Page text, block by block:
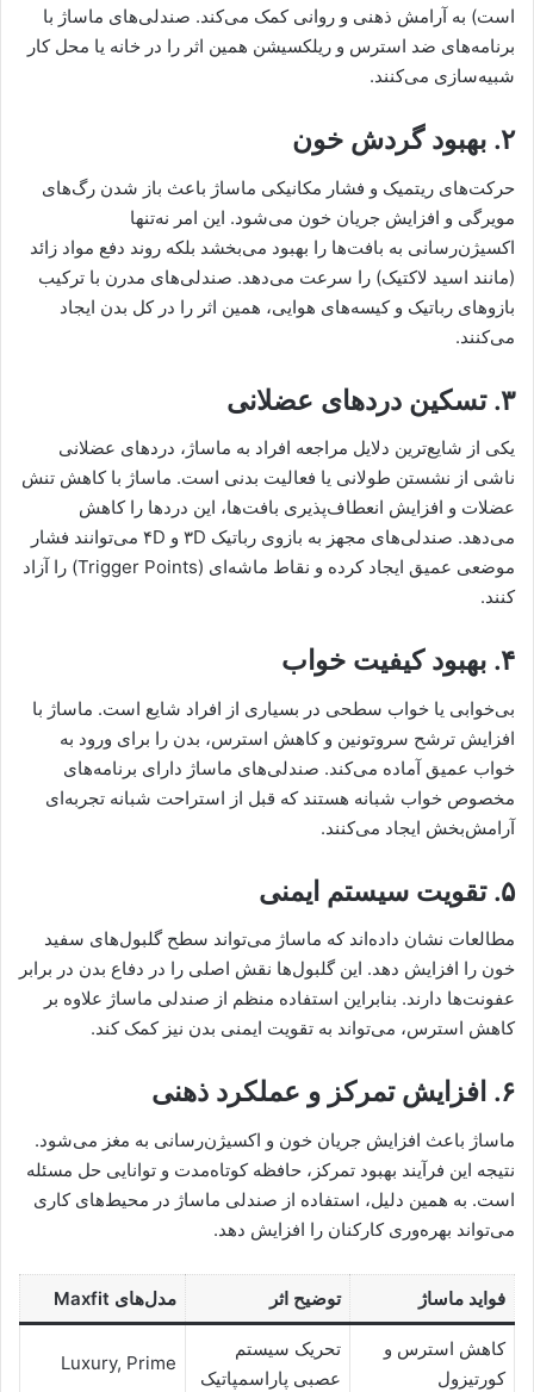
است) به آرامش ذهنی و روانی کمک می‌کند. صندلی‌های ماساژ با
برنامه‌های ضد استرس و ریلکسیشن همین اثر را در خانه یا محل کار
شبیه‌سازی می‌کنند.
۲. بهبود گردش خون
حرکت‌های ریتمیک و فشار مکانیکی ماساژ باعث باز شدن رگ‌های
مویرگی و افزایش جریان خون می‌شود. این امر نه‌تنها
اکسیژن‌رسانی به بافت‌ها را بهبود می‌بخشد بلکه روند دفع مواد زائد
(مانند اسید لاکتیک) را سرعت می‌دهد. صندلی‌های مدرن با ترکیب
بازوهای رباتیک و کیسه‌های هوایی، همین اثر را در کل بدن ایجاد
می‌کنند.
۳. تسکین دردهای عضلانی
یکی از شایع‌ترین دلایل مراجعه افراد به ماساژ، دردهای عضلانی
ناشی از نشستن طولانی یا فعالیت بدنی است. ماساژ با کاهش تنش
عضلات و افزایش انعطاف‌پذیری بافت‌ها، این دردها را کاهش
می‌دهد. صندلی‌های مجهز به بازوی رباتیک ۳D و ۴D می‌توانند فشار
موضعی عمیق ایجاد کرده و نقاط ماشه‌ای (Trigger Points) را آزاد
کنند.
۴. بهبود کیفیت خواب
بی‌خوابی یا خواب سطحی در بسیاری از افراد شایع است. ماساژ با
افزایش ترشح سروتونین و کاهش استرس، بدن را برای ورود به
خواب عمیق آماده می‌کند. صندلی‌های ماساژ دارای برنامه‌های
مخصوص خواب شبانه هستند که قبل از استراحت شبانه تجربه‌ای
آرامش‌بخش ایجاد می‌کنند.
۵. تقویت سیستم ایمنی
مطالعات نشان داده‌اند که ماساژ می‌تواند سطح گلبول‌های سفید
خون را افزایش دهد. این گلبول‌ها نقش اصلی را در دفاع بدن در برابر
عفونت‌ها دارند. بنابراین استفاده منظم از صندلی ماساژ علاوه بر
کاهش استرس، می‌تواند به تقویت ایمنی بدن نیز کمک کند.
۶. افزایش تمرکز و عملکرد ذهنی
ماساژ باعث افزایش جریان خون و اکسیژن‌رسانی به مغز می‌شود.
نتیجه این فرآیند بهبود تمرکز، حافظه کوتاه‌مدت و توانایی حل مسئله
است. به همین دلیل، استفاده از صندلی ماساژ در محیط‌های کاری
می‌تواند بهره‌وری کارکنان را افزایش دهد.
فواید ماساژ توضیح اثر مدل‌های Maxfit
کاهش استرس و
کورتیزول
تحریک سیستم
عصبی پاراسمپاتیک
Luxury, Prime